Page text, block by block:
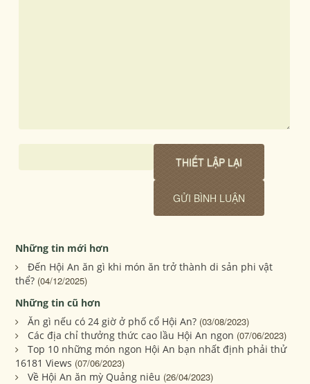
Những tin mới hơn
Đến Hội An ăn gì khi món ăn trở thành di sản phi vật
thể? (04/12/2025)
Những tin cũ hơn
Ăn gì nếu có 24 giờ ở phố cổ Hội An? (03/08/2023)
Các địa chỉ thưởng thức cao lầu Hội An ngon (07/06/2023)
Top 10 những món ngon Hội An bạn nhất định phải thử
16181 Views (07/06/2023)
Về Hội An ăn mỳ Quảng niêu (26/04/2023)